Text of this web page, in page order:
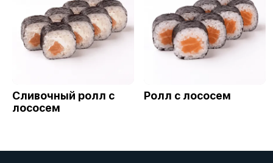
Сливочный ролл с
лососем
Ролл с лососем